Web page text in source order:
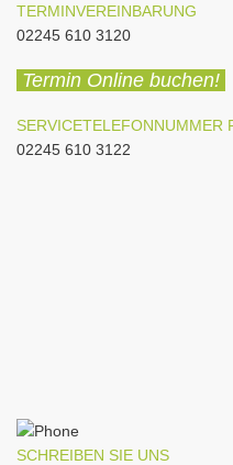
TERMINVEREINBARUNG
02245 610 3120
Termin Online buchen!
SERVICETELEFONNUMMER
02245 610 3122
SCHREIBEN SIE UNS